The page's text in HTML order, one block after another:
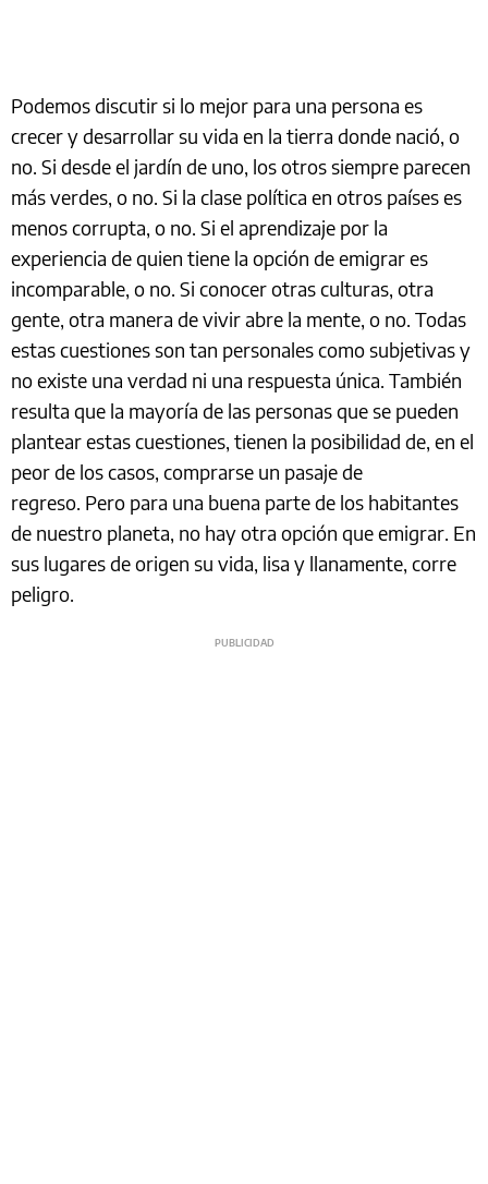
Podemos discutir si lo mejor para una persona es
crecer y desarrollar su vida en la tierra donde nació, o
no. Si desde el jardín de uno, los otros siempre parecen
más verdes, o no. Si la clase política en otros países es
menos corrupta, o no. Si el aprendizaje por la
experiencia de quien tiene la opción de emigrar es
incomparable, o no. Si conocer otras culturas, otra
gente, otra manera de vivir abre la mente, o no. Todas
estas cuestiones son tan personales como subjetivas y
no existe una verdad ni una respuesta única. También
resulta que la mayoría de las personas que se pueden
plantear estas cuestiones, tienen la posibilidad de, en el
peor de los casos, comprarse un pasaje de
regreso. Pero para una buena parte de los habitantes
de nuestro planeta, no hay otra opción que emigrar. En
sus lugares de origen su vida, lisa y llanamente, corre
peligro.